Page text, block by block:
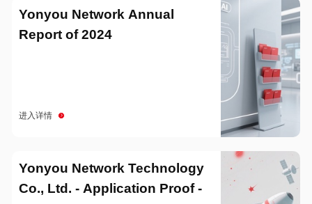
Yonyou Network Annual
Report of 2024
进入详情
Yonyou Network Technology
Co., Ltd. - Application Proof -